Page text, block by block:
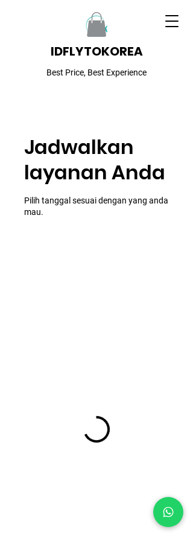
IDFLYTOKOREA
Best Price, Best Experience
Jadwalkan
layanan Anda
Pilih tanggal sesuai dengan yang anda
mau.